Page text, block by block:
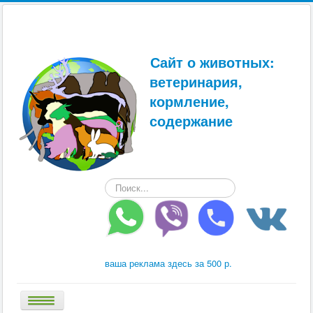
Сайт о животных:
ветеринария,
кормление,
содержание
Искать...
ваша реклама здесь за 500 р.